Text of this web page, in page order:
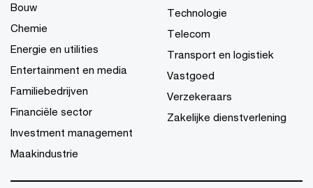
Bouw
Chemie
Energie en utilities
Entertainment en media
Familiebedrijven
Financiële sector
Investment management
Maakindustrie
Technologie
Telecom
Transport en logistiek
Vastgoed
Verzekeraars
Zakelijke dienstverlening